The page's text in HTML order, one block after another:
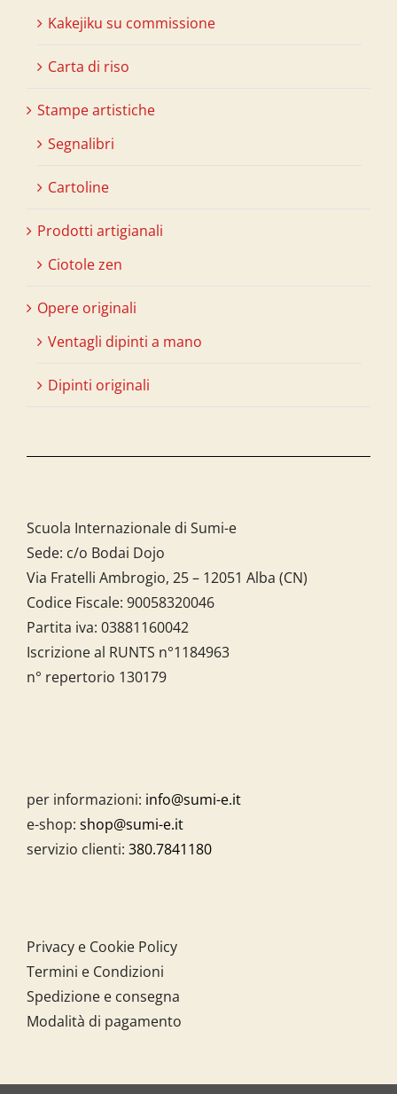
Kakejiku su commissione
Carta di riso
Stampe artistiche
Segnalibri
Cartoline
Prodotti artigianali
Ciotole zen
Opere originali
Ventagli dipinti a mano
Dipinti originali
Scuola Internazionale di Sumi-e
Sede: c/o Bodai Dojo
Via Fratelli Ambrogio, 25 – 12051 Alba (CN)
Codice Fiscale: 90058320046
Partita iva: 03881160042
Iscrizione al RUNTS n°1184963
n° repertorio 130179
per informazioni: info@sumi-e.it
e-shop: shop@sumi-e.it
servizio clienti: 380.7841180
Privacy e Cookie Policy
Termini e Condizioni
Spedizione e consegna
Modalità di pagamento